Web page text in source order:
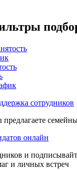
сотрудников
онлайн
и
и личных встреч